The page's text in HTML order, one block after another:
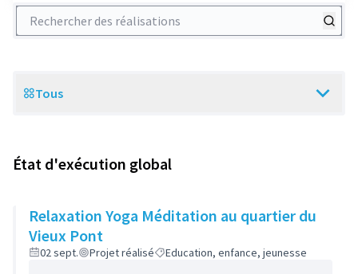
Rechercher des réalisations
Scope
Tous
État d'exécution global
Relaxation Yoga Méditation au quartier du
Vieux Pont
02 sept. Projet réalisé Education, enfance, jeunesse